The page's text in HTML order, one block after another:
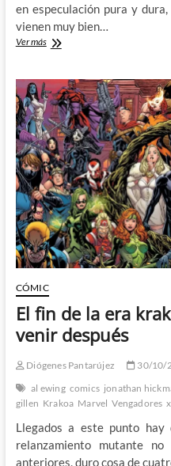
en especulación pura y
vienen muy bien…
Ver másEspeculando
loco
con
el
fin
de
Krakoa
CÓMIC
El fin de la era
venir después
Diógenes Pantarújez 30/10/
al ewing comics jonathan
gillen Krakoa Marvel Vengadores
Llegados a este punto
relanzamiento mutante
anteriores, duro cosa de